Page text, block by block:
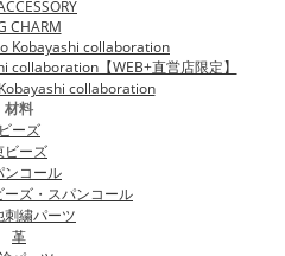
CHARM
Kobayashi collaboration
【WEB+直営店限定】
collaboration
材料
ビーズ
ビーズ
ンコール
ーズ・スパンコール
刺繍パーツ
革